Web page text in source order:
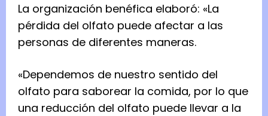
La organización benéfica elaboró: «La
pérdida del olfato puede afectar a las
personas de diferentes maneras.
«Dependemos de nuestro sentido del
olfato para saborear la comida, por lo que
una reducción del olfato puede llevar a la